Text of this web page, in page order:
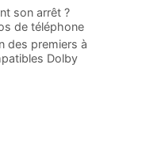
son arrêt ?
de téléphone
des premiers à
Dolby